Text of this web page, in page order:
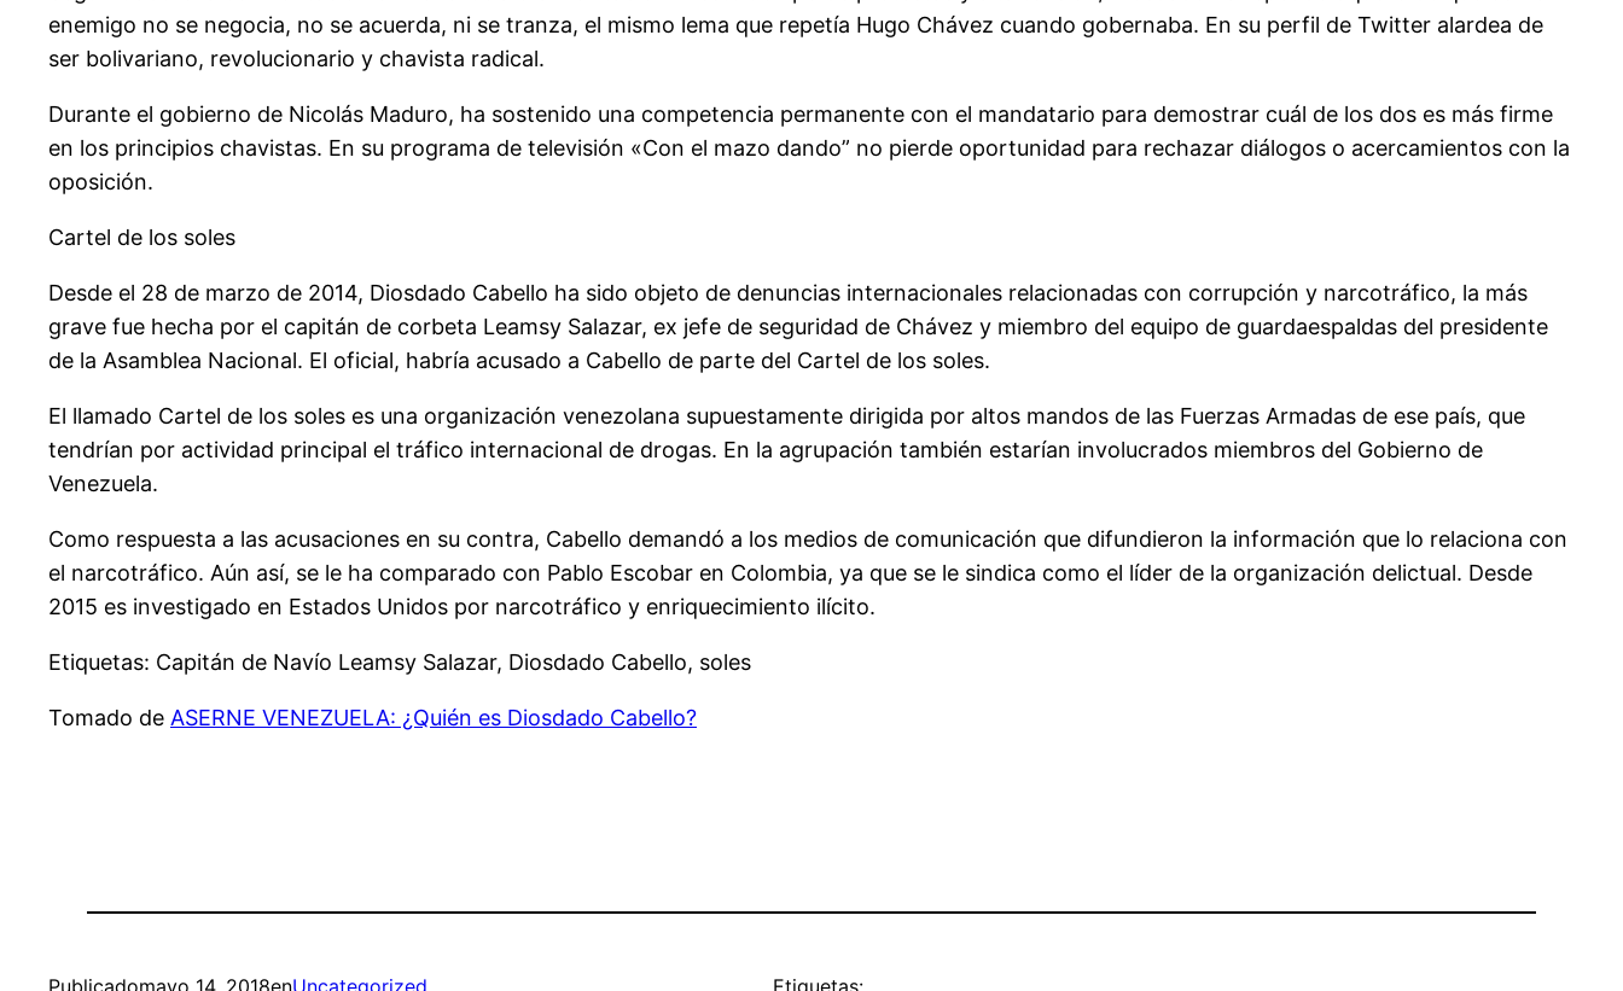
enemigo no se negocia, no se acuerda, ni se tranza, el mismo lema que repetía Hugo Chávez cuando gobernaba. En su perfil de Twitter alardea de
ser bolivariano, revolucionario y chavista radical.
Durante el gobierno de Nicolás Maduro, ha sostenido una competencia permanente con el mandatario para demostrar cuál de los dos es más firme
en los principios chavistas. En su programa de televisión «Con el mazo dando” no pierde oportunidad para rechazar diálogos o acercamientos con la
oposición.
Cartel de los soles
Desde el 28 de marzo de 2014, Diosdado Cabello ha sido objeto de denuncias internacionales relacionadas con corrupción y narcotráfico, la más
grave fue hecha por el capitán de corbeta Leamsy Salazar, ex jefe de seguridad de Chávez y miembro del equipo de guardaespaldas del presidente
de la Asamblea Nacional. El oficial, habría acusado a Cabello de parte del Cartel de los soles.
El llamado Cartel de los soles es una organización venezolana supuestamente dirigida por altos mandos de las Fuerzas Armadas de ese país, que
tendrían por actividad principal el tráfico internacional de drogas. En la agrupación también estarían involucrados miembros del Gobierno de
Venezuela.
Como respuesta a las acusaciones en su contra, Cabello demandó a los medios de comunicación que difundieron la información que lo relaciona con
el narcotráfico. Aún así, se le ha comparado con Pablo Escobar en Colombia, ya que se le sindica como el líder de la organización delictual. Desde
2015 es investigado en Estados Unidos por narcotráfico y enriquecimiento ilícito.
Etiquetas: Capitán de Navío Leamsy Salazar, Diosdado Cabello, soles
Tomado de ASERNE VENEZUELA: ¿Quién es Diosdado Cabello?